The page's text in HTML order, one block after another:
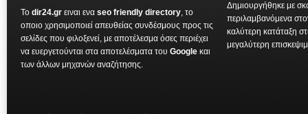
To dir24.gr ειναι ενα seo friendly directory, το
οποιο χρησιμοποιεί απευθείας συνδέσμους προς τις
σελίδες που φιλοξενεί, με αποτέλεσμα όσες περιέχει
να ευεργετούνται στα αποτελέσματα του Google και
των άλλων μηχανών αναζήτησης.
Δημιουργήθηκε με
περιλαμβανόμενα
καλύτερη κατάταξη
μεγαλύτερη